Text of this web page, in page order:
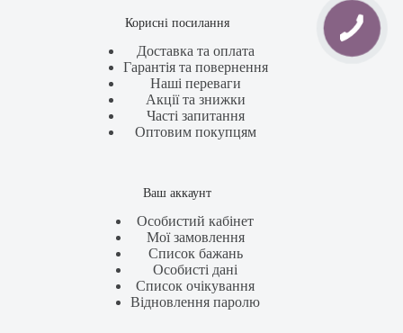
Корисні посилання
Доставка та оплата
Гарантія та повернення
Наші переваги
Акції та знижки
Часті запитання
Оптовим покупцям
Ваш аккаунт
Особистий кабінет
Мої замовлення
Список бажань
Особисті дані
Список очікування
Відновлення паролю